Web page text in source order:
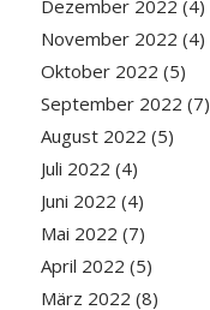
Dezember 2022 (4)
November 2022 (4)
Oktober 2022 (5)
September 2022 (7)
August 2022 (5)
Juli 2022 (4)
Juni 2022 (4)
Mai 2022 (7)
April 2022 (5)
März 2022 (8)